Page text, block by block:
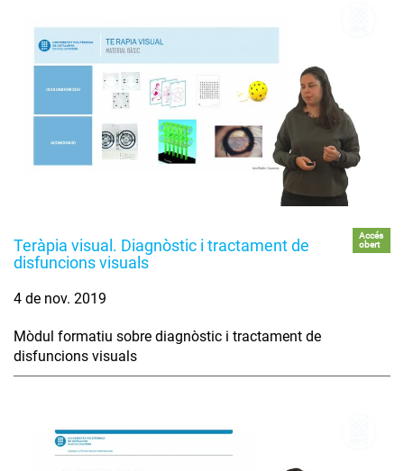
Teràpia visual. Diagnòstic i tractament de
disfuncions visuals
Accés
obert
4 de nov. 2019
Mòdul formatiu sobre diagnòstic i tractament de
disfuncions visuals